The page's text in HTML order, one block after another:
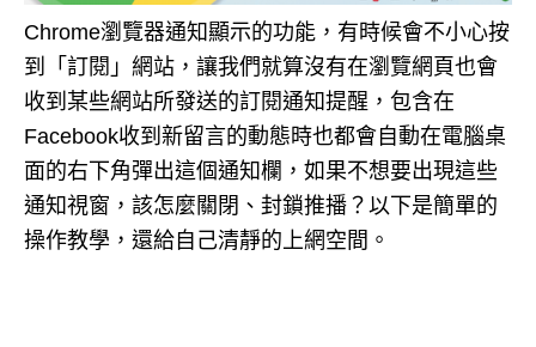
Chrome瀏覽器通知顯示的功能，有時候會不小心按
到「訂閱」網站，讓我們就算沒有在瀏覽網頁也會
收到某些網站所發送的訂閱通知提醒，包含在
Facebook收到新留言的動態時也都會自動在電腦桌
面的右下角彈出這個通知欄，如果不想要出現這些
通知視窗，該怎麼關閉、封鎖推播？以下是簡單的
操作教學，還給自己清靜的上網空間。